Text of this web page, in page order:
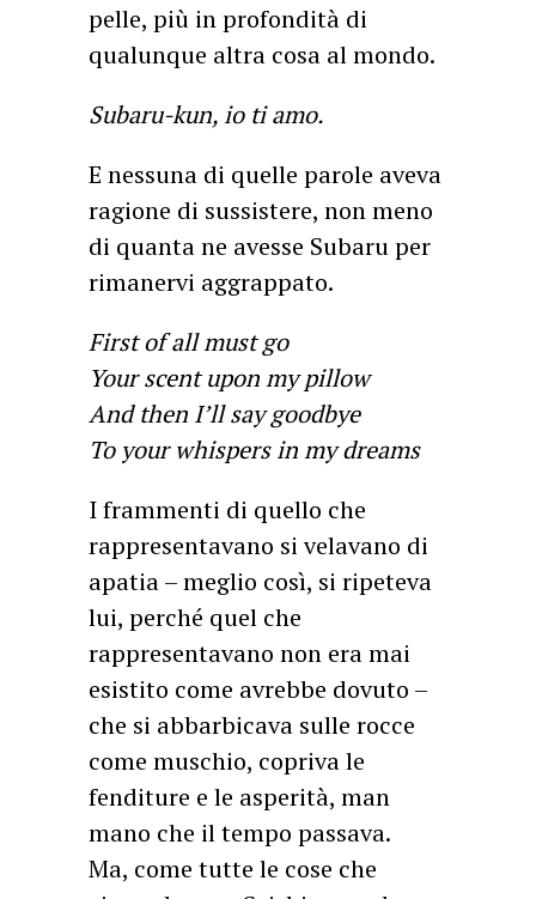
pelle, più in profondità di
qualunque altra cosa al mondo.
Subaru-kun, io ti amo.
E nessuna di quelle parole aveva
ragione di sussistere, non meno
di quanta ne avesse Subaru per
rimanervi aggrappato.
First of all must go
Your scent upon my pillow
And then I’ll say goodbye
To your whispers in my dreams
I frammenti di quello che
rappresentavano si velavano di
apatia – meglio così, si ripeteva
lui, perché quel che
rappresentavano non era mai
esistito come avrebbe dovuto –
che si abbarbicava sulle rocce
come muschio, copriva le
fenditure e le asperità, man
mano che il tempo passava.
Ma, come tutte le cose che